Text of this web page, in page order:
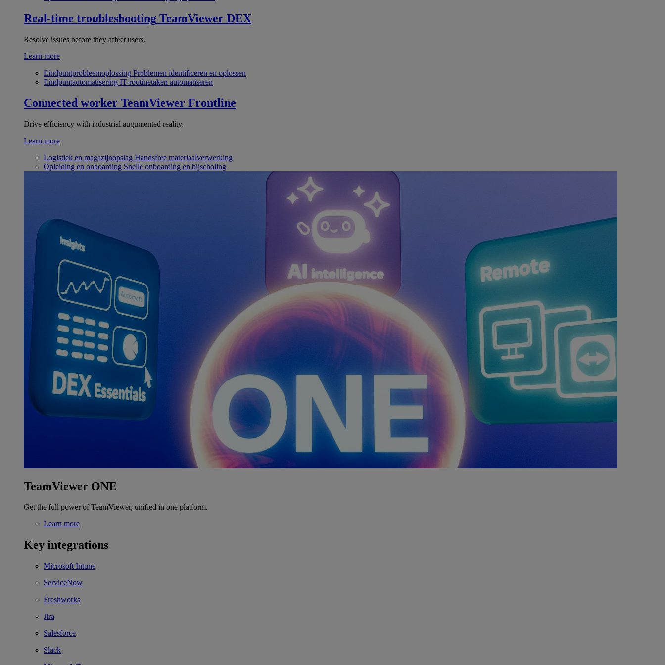
Real-time troubleshooting TeamViewer DEX
Resolve issues before they affect users.
Learn more
Eindpuntprobleemoplossing Problemen identificeren en oplossen
Eindpuntautomatisering IT-routinetaken automatiseren
Connected worker TeamViewer Frontline
Drive efficiency with industrial augumented reality.
Learn more
Logistiek en magazijnopslag Handsfree materiaalverwerking
Opleiding en onboarding Snelle onboarding en bijscholing
TeamViewer ONE
Get the full power of TeamViewer, unified in one platform.
Learn more
Key integrations
Microsoft Intune
ServiceNow
Freshworks
Jira
Salesforce
Slack